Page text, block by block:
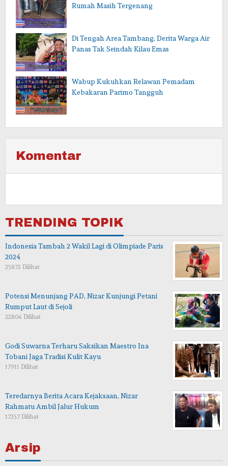
Rumah Masih Tergenang
Di Tengah Area Tambang, Derita Warga Air
Panas Tak Seindah Kilau Emas
Wabup Kukuhkan Relawan Pemadam
Kebakaran Parimo Tangguh
Komentar
TRENDING TOPIK
Indonesia Tambah 2 Wakil Lagi di Olimpiade Paris
2024
25872 Dilihat
Potensi Menunjang PAD, Nizar Kunjungi Petani
Rumput Laut di Sejoli
22804 Dilihat
Godi Suwarna Terharu Saksikan Maestro Ina
Tobani Jaga Tradisi Kulit Kayu
17911 Dilihat
Teredarnya Berita Acara Kejaksaan, Nizar
Rahmatu Ambil Jalur Hukum
17257 Dilihat
Arsip